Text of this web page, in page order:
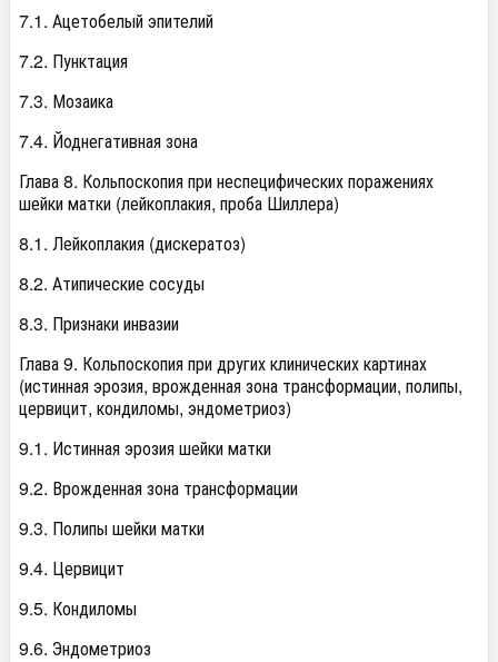
7.1. Ацетобелый эпителий
7.2. Пунктация
7.3. Мозаика
7.4. Йоднегативная зона
Глава 8. Кольпоскопия при неспецифических поражениях
шейки матки (лейкоплакия, проба Шиллера)
8.1. Лейкоплакия (дискератоз)
8.2. Атипические сосуды
8.3. Признаки инвазии
Глава 9. Кольпоскопия при других клинических картинах
(истинная эрозия, врожденная зона трансформации, полипы,
цервицит, кондиломы, эндометриоз)
9.1. Истинная эрозия шейки матки
9.2. Врожденная зона трансформации
9.3. Полипы шейки матки
9.4. Цервицит
9.5. Кондиломы
9.6. Эндометриоз